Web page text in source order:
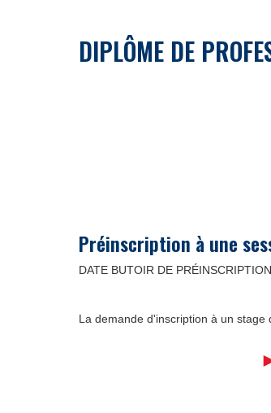
DIPLÔME DE
Préinscription à une
DATE BUTOIR DE
La demande d'inscription à un